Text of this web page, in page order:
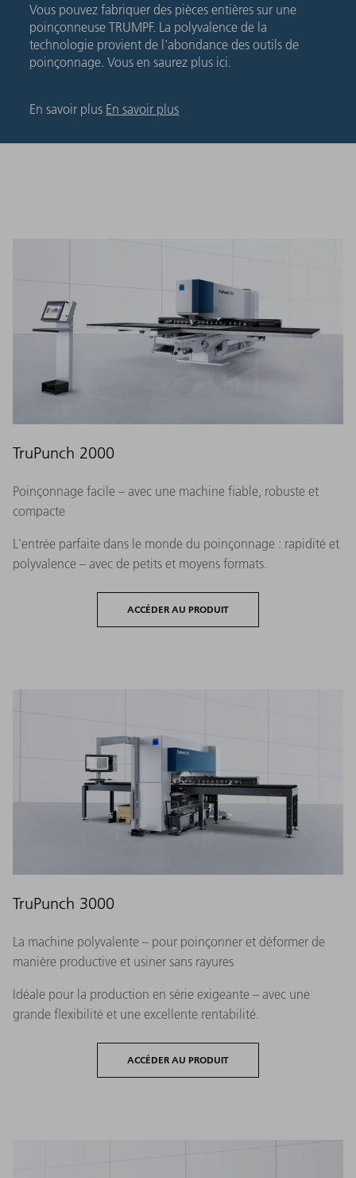
Vous pouvez fabriquer des pièces entières sur une
poinçonneuse TRUMPF. La polyvalence de la
technologie provient de l'abondance des outils de
poinçonnage. Vous en saurez plus ici.
En savoir plus En savoir plus
TruPunch 2000
Poinçonnage facile – avec une machine fiable, robuste et
compacte
L'entrée parfaite dans le monde du poinçonnage : rapidité et
polyvalence – avec de petits et moyens formats.
ACCÉDER AU PRODUIT
TruPunch 3000
La machine polyvalente – pour poinçonner et déformer de
manière productive et usiner sans rayures
Idéale pour la production en série exigeante – avec une
grande flexibilité et une excellente rentabilité.
ACCÉDER AU PRODUIT